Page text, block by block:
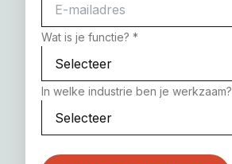
Wat is je functie? *
In welke industrie ben je werkzaam?